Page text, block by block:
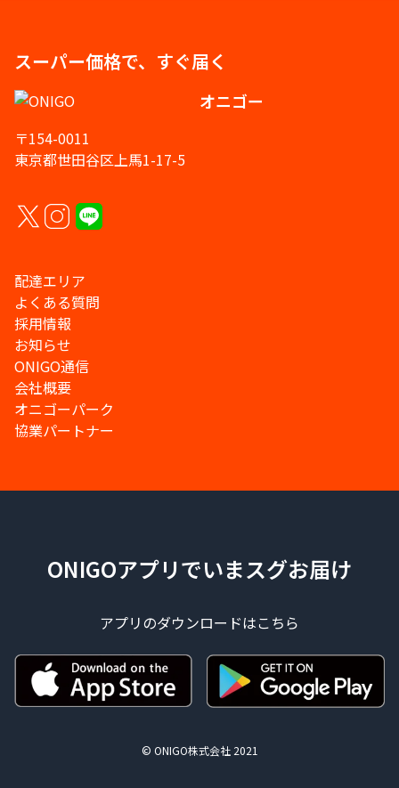
スーパー価格で、すぐ届く
オニゴー
〒154-0011
東京都世田谷区上馬1-17-5
配達エリア
よくある質問
採用情報
お知らせ
ONIGO通信
会社概要
オニゴーパーク
協業パートナー
ONIGOアプリでいまスグお届け
アプリのダウンロードはこちら
© ONIGO株式会社 2021